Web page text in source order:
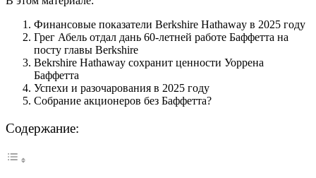
Финансовые показатели Berkshire Hathaway в 2025 году
Грег Абель отдал дань 60-летней работе Баффетта на
посту главы Berkshire
Bekrshire Hathaway сохранит ценности Уоррена
Баффетта
Успехи и разочарования в 2025 году
Собрание акционеров без Баффетта?
Содержание: